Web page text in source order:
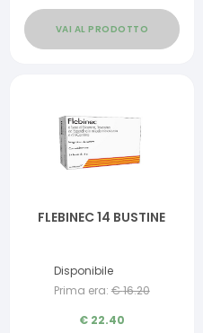
VAI AL PRODOTTO
FLEBINEC 14 BUSTINE
Disponibile
Prima era: €16.20
€ 22.40